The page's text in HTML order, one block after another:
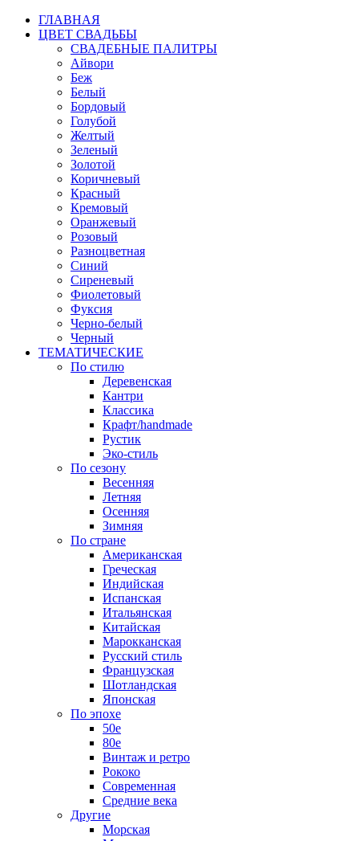
ГЛАВНАЯ
ЦВЕТ СВАДЬБЫ
СВАДЕБНЫЕ ПАЛИТРЫ
Айвори
Беж
Белый
Бордовый
Голубой
Желтый
Зеленый
Золотой
Коричневый
Красный
Кремовый
Оранжевый
Розовый
Разноцветная
Синий
Сиреневый
Фиолетовый
Фуксия
Черно-белый
Черный
ТЕМАТИЧЕСКИЕ
По стилю
Деревенская
Кантри
Классика
Крафт/handmade
Рустик
Эко-стиль
По сезону
Весенняя
Летняя
Осенняя
Зимняя
По стране
Американская
Греческая
Индийская
Испанская
Итальянская
Китайская
Марокканская
Русский стиль
Французская
Шотландская
Японская
По эпохе
50е
80е
Винтаж и ретро
Рококо
Современная
Средние века
Другие
Морская